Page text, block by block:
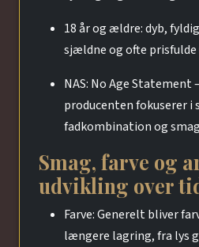
18 år og ældre: dyb,
sjældne og ofte prisfulde
NAS: No Age Statement
producenten fokuserer i
fadkombination og
Smag, farve og
udvikling over
Farve: Generelt bliver
længere lagring, fra lys